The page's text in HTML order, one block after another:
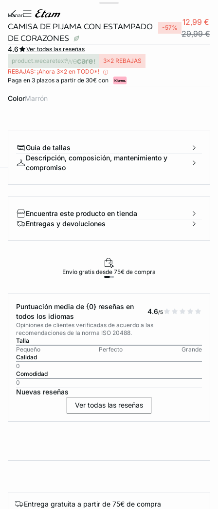
manari
CAMISA DE PIJAMA CON ESTAMPADO
DE CORAZONES
-57%
12,99 €
29,99 €
4.6
Ver todas las reseñas
product.wecaretext
3x2 REBAJAS
REBAJAS: ¡Ahora 3x2 en TODO*!
Paga en 3 plazos a partir de 30€ con
Color marrón
Guía de tallas
Descripción, composición, mantenimiento y
compromiso
Encuentra este producto en tienda
Entregas y devoluciones
Envío gratis desde 75€ de compra
Puntuación media de {0} reseñas en
todos los idiomas
4.6/5
Opiniones de clientes verificadas de acuerdo a las
recomendaciones de la norma ISO 20488.
Talla
Pequeño
Perfecto
Grande
Calidad
0
Comodidad
0
Nuevas reseñas
Ver todas las reseñas
Entrega gratuita a partir de 75€ de compra